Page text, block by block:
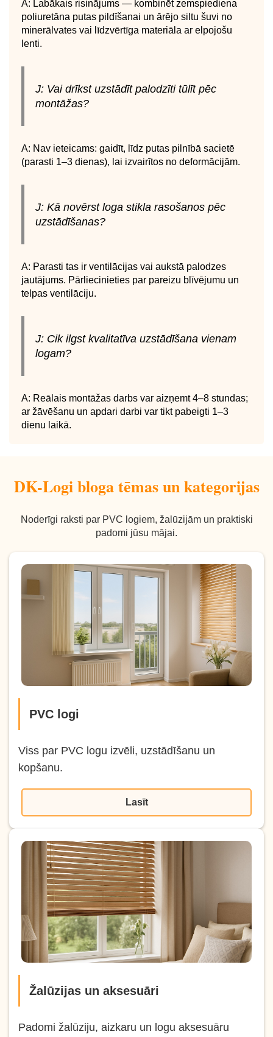
A: Labākais risinājums — kombinēt zemspiediena
poliuretāna putas pildīšanai un ārējo siltu šuvi no
minerālvates vai līdzvērtīga materiāla ar elpojošu
lenti.
J: Vai drīkst uzstādīt palodzīti tūlīt pēc
montāžas?
A: Nav ieteicams: gaidīt, līdz putas pilnībā sacietē
(parasti 1–3 dienas), lai izvairītos no deformācijām.
J: Kā novērst loga stikla rasošanos pēc
uzstādīšanas?
A: Parasti tas ir ventilācijas vai aukstā palodzes
jautājums. Pārliecinieties par pareizu blīvējumu un
telpas ventilāciju.
J: Cik ilgst kvalitatīva uzstādīšana vienam
logam?
A: Reālais montāžas darbs var aizņemt 4–8 stundas;
ar žāvēšanu un apdari darbi var tikt pabeigti 1–3
dienu laikā.
DK-Logi bloga tēmas un kategorijas
Noderīgi raksti par PVC logiem, žalūzijām un praktiski
padomi jūsu mājai.
PVC logi
Viss par PVC logu izvēli, uzstādīšanu un
kopšanu.
Lasīt
Žalūzijas un aksesuāri
Padomi žalūziju, aizkaru un logu aksesuāru